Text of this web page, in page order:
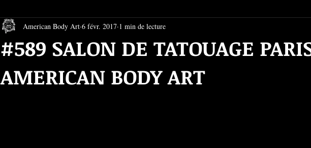
#589 SALON DE TATOUAGE
AMERICAN BODY ART
American Body Art 6 févr. 2017 1 min de lecture